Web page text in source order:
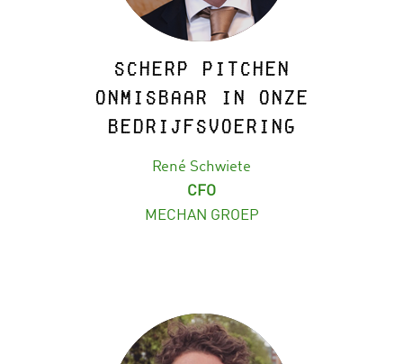
Scherp pitchen
onmisbaar in onze
bedrijfsvoering
René Schwiete
CFO
MECHAN GROEP